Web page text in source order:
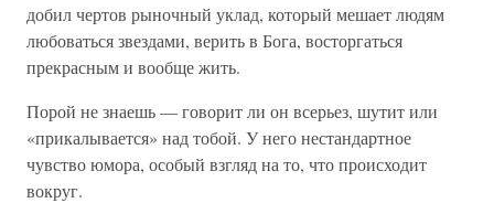
добил чертов рыночный уклад, который мешает людям
любоваться звездами, верить в Бога, восторгаться
прекрасным и вообще жить.
Порой не знаешь — говорит ли он всерьез, шутит или
«прикалывается» над тобой. У него нестандартное
чувство юмора, особый взгляд на то, что происходит
вокруг.